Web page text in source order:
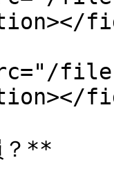
files/
？**